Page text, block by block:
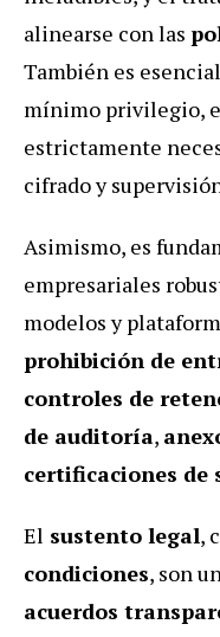
alinearse con las
También es
mínimo privilegio,
estrictamente
cifrado y
Asimismo, es
empresariales
modelos y
prohibición de
controles de
de auditoría,
certificaciones de
El sustento legal,
condiciones, son
acuerdos